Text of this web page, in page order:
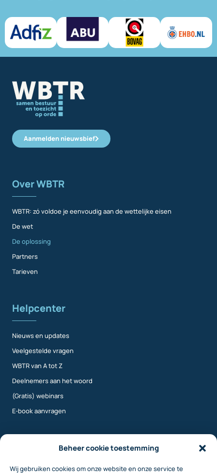
Beheer cookie toestemming
Wij gebruiken cookies om onze website en onze service te
Aanmelden nieuwsbief
Over WBTR
WBTR: zó voldoe je eenvoudig aan de wettelijke eisen
De wet
De oplossing
Partners
Tarieven
Helpcenter
Nieuws en updates
Veelgestelde vragen
WBTR van A tot Z
Deelnemers aan het woord
(Gratis) webinars
E-book aanvragen